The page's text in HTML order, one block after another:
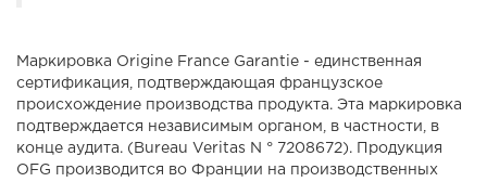
Маркировка Origine France Garantie - единственная
сертификация, подтверждающая французское
происхождение производства продукта. Эта маркировка
подтверждается независимым органом, в частности, в
конце аудита. (Bureau Veritas N ° 7208672). Продукция
OFG производится во Франции на производственных